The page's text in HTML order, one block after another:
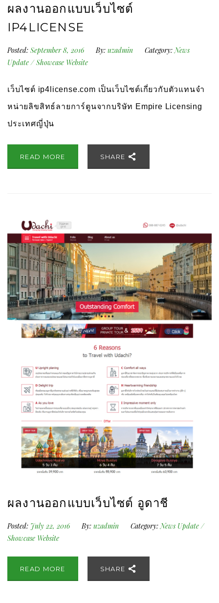
ผลงานออกแบบเว็บไซต์
IP4LICENSE
Posted: September 8, 2016 By: uzadmin Category: News
Update/Showcase Website
เว็บไซต์ ip4license.com เป็นเว็บไซต์เกี่ยวกับตัวแทนจำ
หน่ายลิขสิทธ์ลายการ์ตูนจากบริษัท Empire Licensing
ประเทศญี่ปุ่น
READ MORE SHARE
ผลงานออกแบบเว็บไซต์ อูดาชี
Posted: July 22, 2016 By: uzadmin Category: News Update/
Showcase Website
READ MORE SHARE